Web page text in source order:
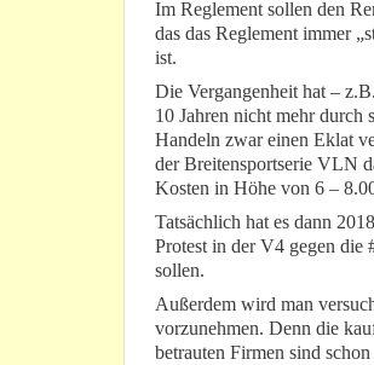
Im Reglement sollen den
das das Reglement immer
ist.
Die Vergangenheit hat –
10 Jahren nicht mehr durch
Handeln zwar einen Eklat
der Breitensportserie VLN
Kosten in Höhe von 6 –
Tatsächlich hat es dann
Protest in der V4 gegen die
sollen.
Außerdem wird man
vorzunehmen. Denn die
betrauten Firmen sind